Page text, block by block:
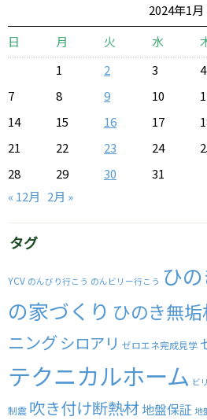
2024年1月
日
月 火 水
1
2 3 4
7
8 9 10
14
15 16 17
21
22 23 24
28
29 30
31
« 12月 2月 »
タグ
YCV のんびり行こう のんビリー行こう ひ
の家づくり ひのき無
ニングシロアリ ゼロエネ完成見学
テクニカルホーム ビ
制震 吹き付け断熱材地盤保証 地